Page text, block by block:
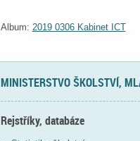
Album: 2019 0306 Kabinet ICT
MINISTERSTVO ŠKOLSTVÍ,
Rejstříky, databáze